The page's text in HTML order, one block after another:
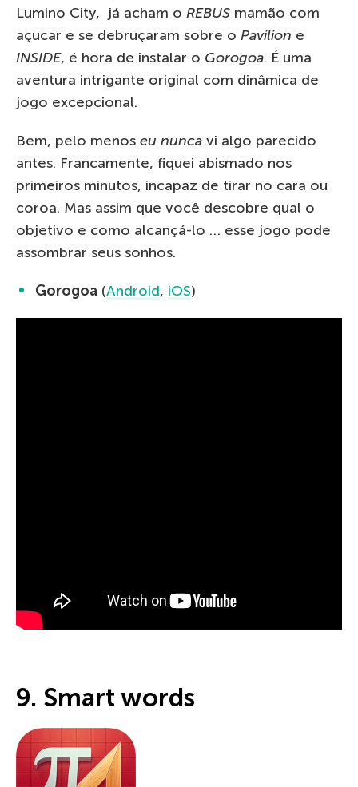
Lumino City, já acham o REBUS mamão com
açucar e se debruçaram sobre o Pavilion e
INSIDE, é hora de instalar o Gorogoa. É uma
aventura intrigante original com dinâmica de
jogo excepcional.
Bem, pelo menos eu nunca vi algo parecido
antes. Francamente, fiquei abismado nos
primeiros minutos, incapaz de tirar no cara ou
coroa. Mas assim que você descobre qual o
objetivo e como alcançá-lo … esse jogo pode
assombrar seus sonhos.
Gorogoa (Android, iOS)
9. Smart words